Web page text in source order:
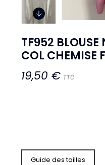
TF952 BLOUSE
COL CHEMISE
19,50 € TTC
Guide des tailles